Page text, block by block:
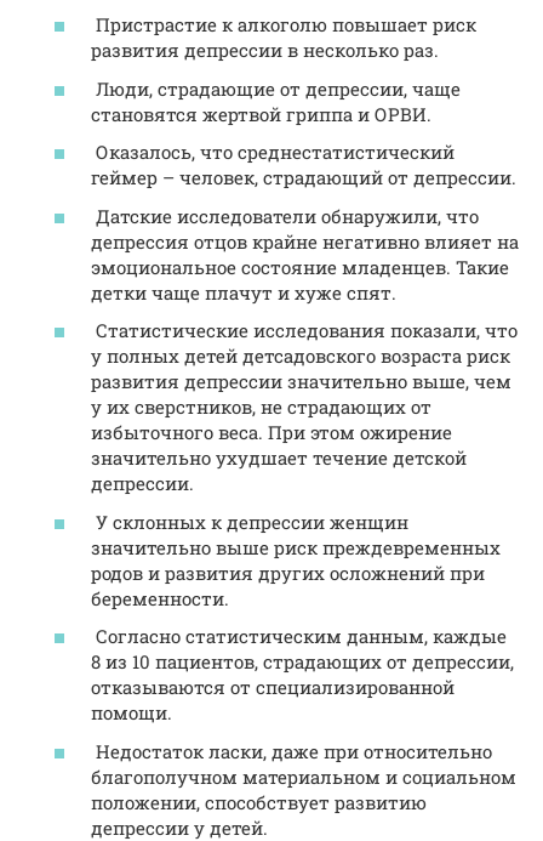
Пристрастие к алкоголю повышает риск
развития депрессии в несколько раз.
Люди, страдающие от депрессии, чаще
становятся жертвой гриппа и ОРВИ.
Оказалось, что среднестатистический
геймер – человек, страдающий от депрессии.
Датские исследователи обнаружили, что
депрессия отцов крайне негативно влияет на
эмоциональное состояние младенцев. Такие
детки чаще плачут и хуже спят.
Статистические исследования показали, что
у полных детей детсадовского возраста риск
развития депрессии значительно выше, чем
у их сверстников, не страдающих от
избыточного веса. При этом ожирение
значительно ухудшает течение детской
депрессии.
У склонных к депрессии женщин
значительно выше риск преждевременных
родов и развития других осложнений при
беременности.
Согласно статистическим данным, каждые
8 из 10 пациентов, страдающих от депрессии,
отказываются от специализированной
помощи.
Недостаток ласки, даже при относительно
благополучном материальном и социальном
положении, способствует развитию
депрессии у детей.